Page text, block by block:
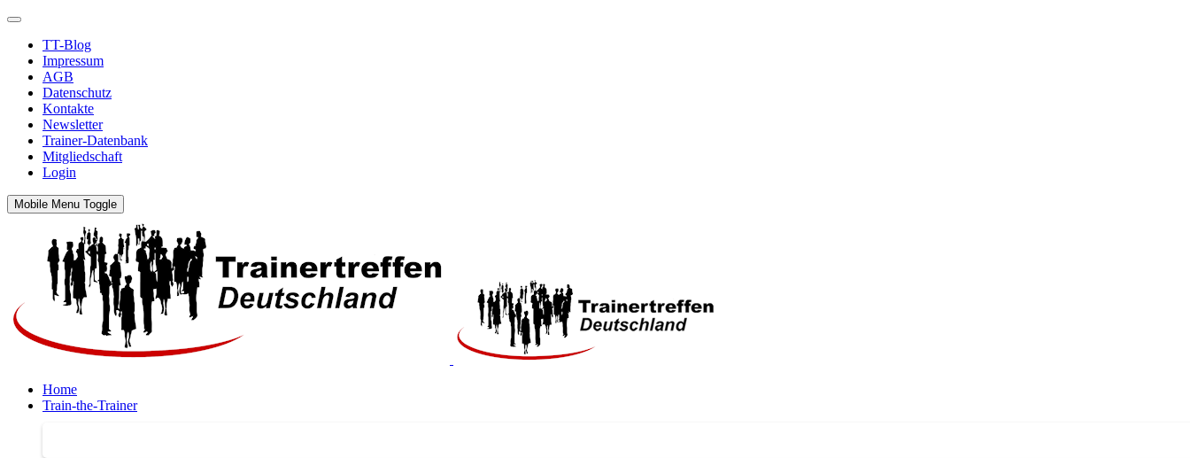
TT-Blog
Impressum
AGB
Datenschutz
Kontakte
Newsletter
Trainer-Datenbank
Mitgliedschaft
Login
Mobile Menu Toggle
Home
Train-the-Trainer